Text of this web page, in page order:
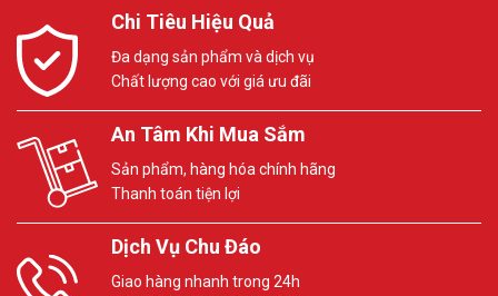
Chi Tiêu Hiệu Quả
Đa dạng sản phẩm và dịch vụ
Chất lượng cao với giá ưu đãi
An Tâm Khi Mua Sắm
Sản phẩm, hàng hóa chính hãng
Thanh toán tiện lợi
Dịch Vụ Chu Đáo
Giao hàng nhanh trong 24h